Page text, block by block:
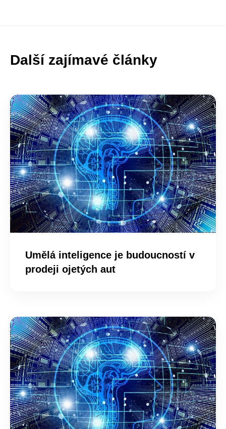
Další zajímavé články
Umělá inteligence je budoucností v
prodeji ojetých aut